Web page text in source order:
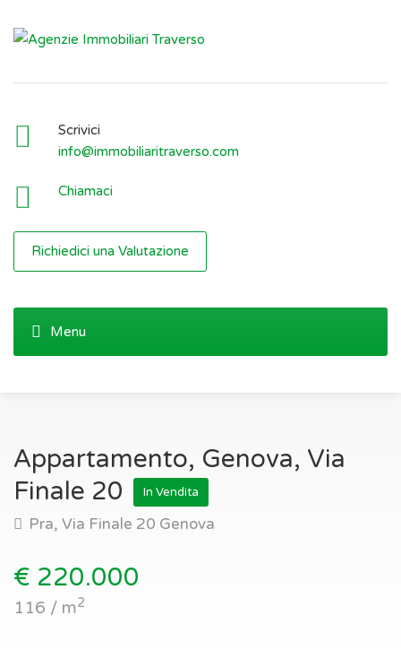
Scrivici
info@immobiliaritraverso.com
Chiamaci
Richiedici una Valutazione
Appartamento, Genova, Via
Finale 20
In Vendita
Pra, Via Finale 20 Genova
€ 220.000
116 / m2